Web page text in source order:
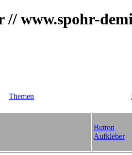
www.spohr-
Themen
Button
Aufkleber